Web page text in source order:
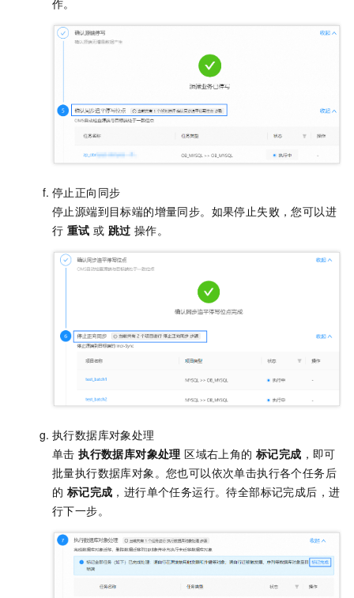
停止正向同步
停止源端到目标端的增量同步。如果停止失败，您可以进
行 重试 或 跳过 操作。
执行数据库对象处理
单击执行数据库对象处理 区域右上角的标记完成 ，即可
批量执行数据库对象。您也可以依次单击执行各个任务后
的 标记完成 ，进行单个任务运行。待全部标记完成后，进
行下一步。